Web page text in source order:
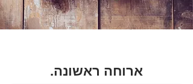
ארוחה ראשונה.